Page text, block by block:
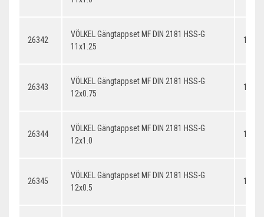
26342
VÖLKEL Gängtappset MF DIN 2181 HSS-G
11x1.25
26343
VÖLKEL Gängtappset MF DIN 2181 HSS-G
12x0.75
26344
VÖLKEL Gängtappset MF DIN 2181 HSS-G
12x1.0
26345
VÖLKEL Gängtappset MF DIN 2181 HSS-G
12x0.5